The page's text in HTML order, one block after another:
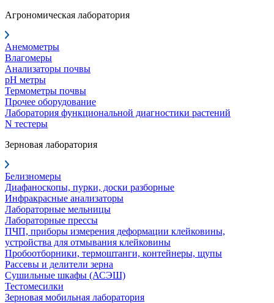
Агрономическая лаборатория
Анемометры
Влагомеры
Анализаторы почвы
pH метры
Термометры почвы
Прочее оборудование
Лаборатория функциональной диагностики растений
N тестеры
Зерновая лаборатория
Белизномеры
Диафаноскопы, пурки, доски разборные
Инфракрасные анализаторы
Лабораторные мельницы
Лабораторные прессы
ПЧП, приборы измерения деформации клейковины,
устройства для отмывания клейковины
Пробоотборники, термоштанги, контейнеры, щупы
Рассевы и делители зерна
Сушильные шкафы (АСЭШ)
Тестомесилки
Зерновая мобильная лаборатория